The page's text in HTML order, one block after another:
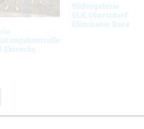
Skirocks
Bildergalerie
SLK Oberstdorf
Eliminator Race